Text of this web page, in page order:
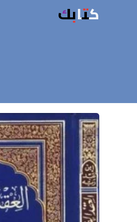
كتابك